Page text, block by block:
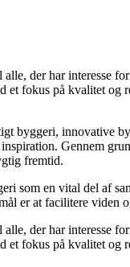
der har interesse
fokus på kvalitet
byggeri, innovative
Gennem
fremtid.
som en vital del af
er at facilitere
der har interesse
fokus på kvalitet